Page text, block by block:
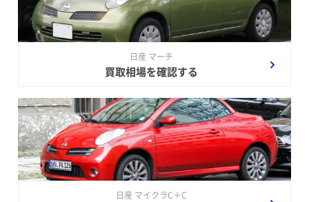
日産 マーチ
買取相場を確認する
日産 マイクラC＋C